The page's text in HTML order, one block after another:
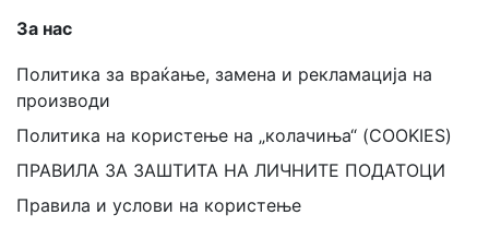
За нас
Политика за враќање, замена и рекламација на
производи
Политика на користење на „колачиња“ (COOKIES)
ПРАВИЛА ЗА ЗАШТИТА НА ЛИЧНИТЕ ПОДАТОЦИ
Правила и услови на користење